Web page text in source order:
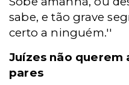
sabe, e tão grave
certo a ninguém.''
Juízes não querem
pares